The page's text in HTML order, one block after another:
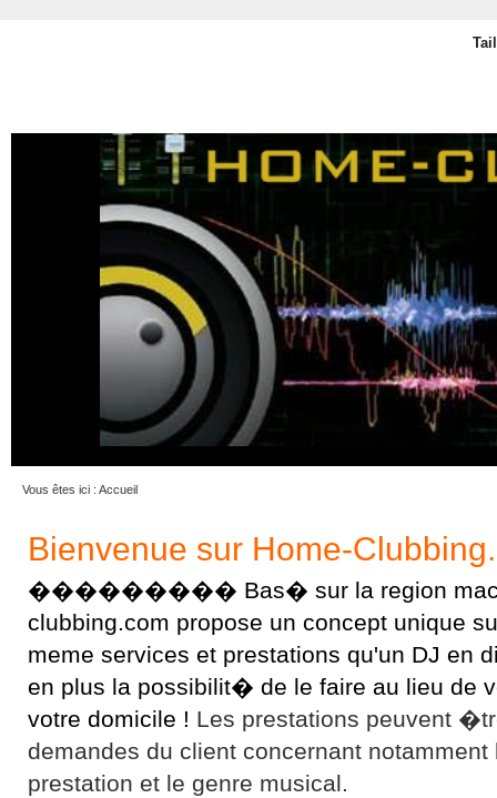
Vous êtes ici : Accueil
Bienvenue sur Home-
��������� Bas� sur la region
clubbing.com propose un concept unique
meme services et prestations qu'un DJ en
en plus la possibilit� de le faire au lieu de
votre domicile ! Les prestations peuvent
demandes du client concernant
prestation et le genre musical.